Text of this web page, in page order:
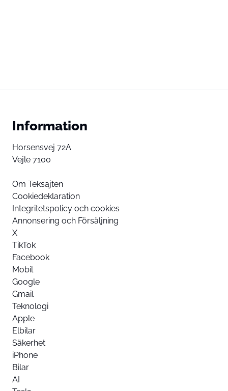
Information
Horsensvej 72A
Vejle 7100
Om Teksajten
Cookiedeklaration
Integritetspolicy och cookies
Annonsering och Försäljning
X
TikTok
Facebook
Mobil
Google
Gmail
Teknologi
Apple
Elbilar
Säkerhet
iPhone
Bilar
AI